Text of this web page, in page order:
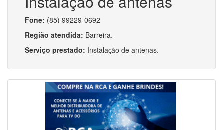
Fone: (85) 99229-0692
Região atendida: Barreira.
Serviço prestado: Instalação de antenas.